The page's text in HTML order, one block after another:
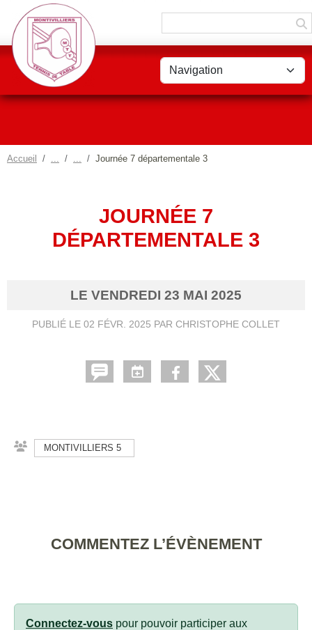
Accueil Journée 7 départementale 3
JOURNÉE 7
DÉPARTEMENTALE 3
LE VENDREDI 23 MAI 2025
PUBLIÉ LE 02 FÉVR. 2025 PAR CHRISTOPHE COLLET
MONTIVILLIERS 5
COMMENTEZ L’ÉVÈNEMENT
Connectez-vous pour pouvoir participer aux
Panneau de gestion des cookies